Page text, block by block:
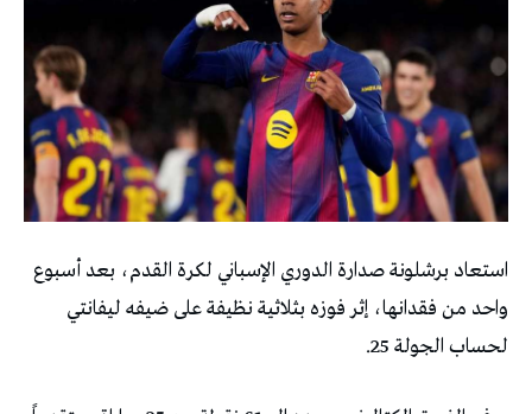
استعاد برشلونة صدارة الدوري الإسباني لكرة القدم، بعد أسبوع
واحد من فقدانها، إثر فوزه بثلاثية نظيفة على ضيفه ليفانتي
لحساب الجولة 25.